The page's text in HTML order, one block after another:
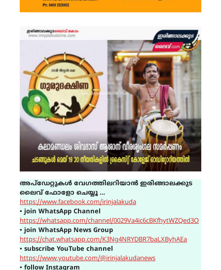
അപ്ഡേറ്റുകൾ വേഗത്തിലറിയാൻ ഇരിങ്ങാലക്കുട
ലൈവ് ഫോളോ ചെയ്യൂ …
https://www.facebook.com/irinjalakuda
▪ join WhatsApp Channel
https://whatsapp.com/channel/0029Va4ic6cBKfhytWZQed3O
▪ join WhatsApp News Group
https://chat.whatsapp.com/K3Ng4NRYDBR7baLXByhAEa
▪ subscribe YouTube channel
https://www.youtube.com/@irinjalakudanews
▪ follow Instagram